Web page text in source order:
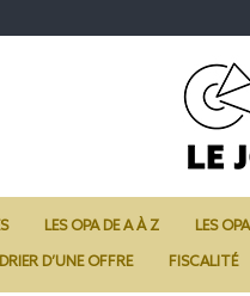
LES OPA DE A À Z LES
D’UNE OFFRE FISCALITÉ